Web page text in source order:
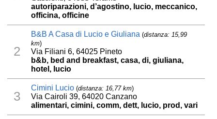
autoriparazioni, d’agostino, lucio, meccanico,
officina, officine
2
B&B A Casa di Lucio e Giuliana (distanza: 15,99
km)
Via Filiani 6, 64025 Pineto
b&b, bed and breakfast, casa, di, giuliana,
hotel, lucio
3
Cimini Lucio (distanza: 16,77 km)
Via Cairoli 39, 64020 Canzano
alimentari, cimini, comm, dett, lucio, prod, vari